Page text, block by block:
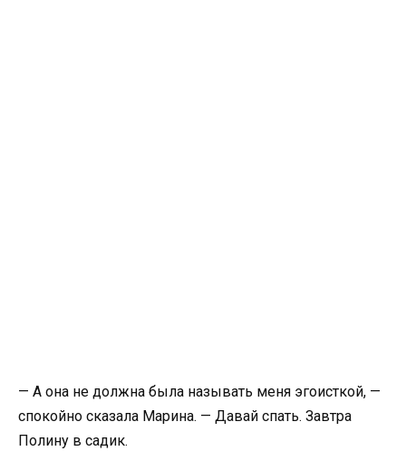
— А она не должна была называть меня эгоисткой, —
спокойно сказала Марина. — Давай спать. Завтра
Полину в садик.